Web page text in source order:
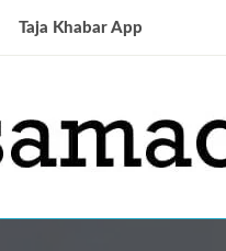
Taja Khabar App